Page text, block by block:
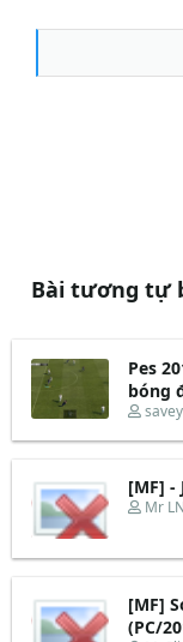
Bài tương tự
Pes
bóng
T
r
a
d
a
t
e
[MF] -
T
e
d
s
Mr
[MF]
(PC/